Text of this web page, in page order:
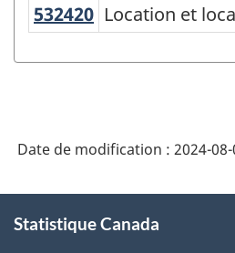
Variante
classification
industries
de
532420 Location et
Location et
Date de modification : 2024-
propos
Statistique Canada